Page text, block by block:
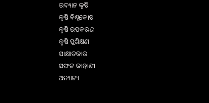
ଉଦ୍ୟାନ କୃଷି
କୃଷି ବିଶ୍ବକୋଷ
କୃଷି ଉପକରଣ
କୃଷି ପ୍ରଶିକ୍ଷଣ
ସାକ୍ଷାତକାର
ସଫଳ କାହାଣୀ
ଅନ୍ୟାନ୍ୟ